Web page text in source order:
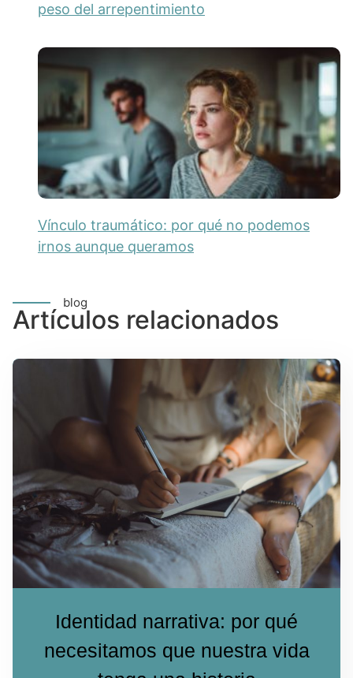
peso del arrepentimiento
Vínculo traumático: por qué no podemos
irnos aunque queramos
blog
Artículos relacionados
Identidad narrativa: por qué
necesitamos que nuestra vida